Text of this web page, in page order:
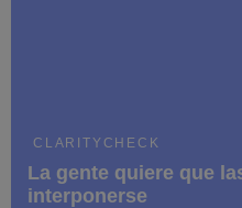
CLARITYCHECK
La gente quiere que
interponerse